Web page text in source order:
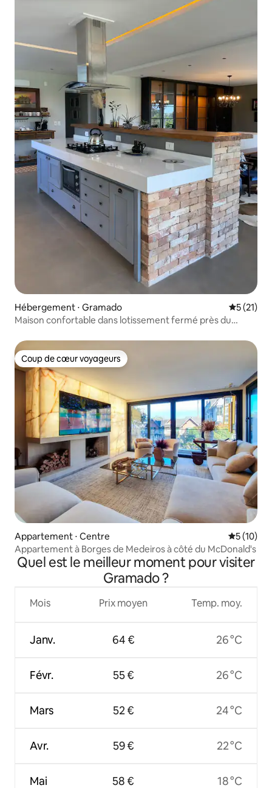
Hébergement ⋅ Gramado
5 (21)
Maison confortable dans lotissement fermé près du
Coup de cœur voyageurs
Coup de cœur voyageurs
Appartement ⋅ Centre
5 (10)
Appartement à Borges de Medeiros à côté du McDonald's
Quel est le meilleur moment pour visiter
Gramado ?
Mois
Janv.
Févr.
Mars
Avr.
Mai
Prix moyen
64 €
55 €
52 €
59 €
58 €
Temp. moy.
26 °C
26 °C
24 °C
22 °C
18 °C